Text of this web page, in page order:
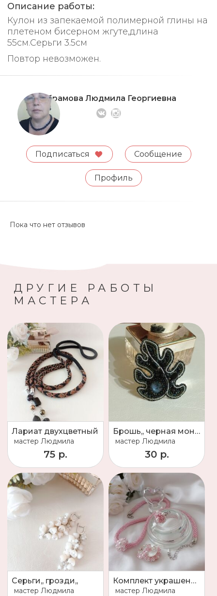
Описание работы:
Кулон из запекаемой полимерной глины на
плетеном бисерном жгуте,длина
55см.Серьги 3.5см
Повтор невозможен.
Абрамова Людмила Георгиевна
Подписаться Сообщение
Профиль
Пока что нет отзывов
ДРУГИЕ РАБОТЫ
МАСТЕРА
Лариат двухцветный
мастер Людмила
75 р.
Брошь,, черная монстера,,
мастер Людмила
30 р.
Серьги,, грозди,,
мастер Людмила
Комплект украшений
мастер Людмила